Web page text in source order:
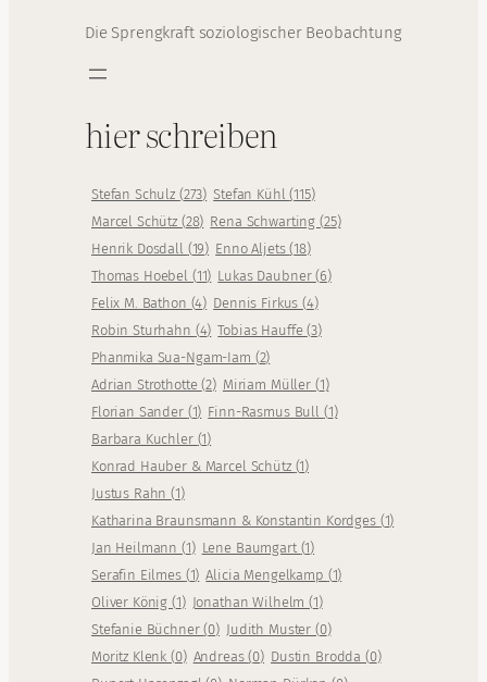
Die Sprengkraft soziologischer Beobachtung
hier schreiben
Stefan Schulz (273) Stefan Kühl(115)
Marcel Schütz (28) Rena Schwarting (25)
Henrik Dosdall (19) Enno Aljets(18)
Thomas Hoebel (11) Lukas Daubner(6)
Felix M. Bathon (4) Dennis Firkus(4)
Robin Sturhahn (4) Tobias Hauffe(3)
Phanmika Sua-Ngam-Iam (2)
Adrian Strothotte(2) Miriam Müller (1)
Florian Sander (1) Finn-Rasmus Bull (1)
Barbara Kuchler (1)
Konrad Hauber & Marcel Schütz (1)
Justus Rahn(1)
Katharina Braunsmann & Konstantin Kordges (1)
Jan Heilmann(1) Lene Baumgart (1)
Serafin Eilmes (1) Alicia Mengelkamp (1)
Oliver König(1) Jonathan Wilhelm(1)
Stefanie Büchner(0) Judith Muster (0)
Moritz Klenk(0) Andreas(0) Dustin Brodda (0)